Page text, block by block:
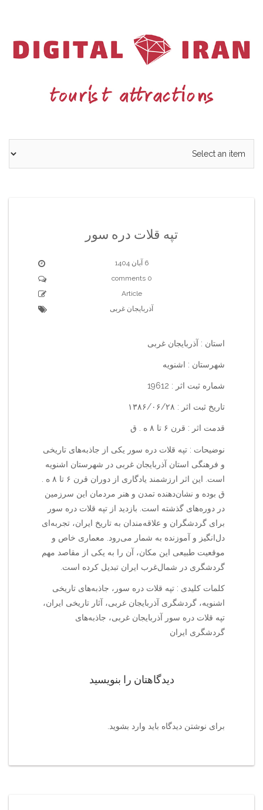
تپه قلات دره سور
6 آبان 1404
0 comments
Article
آذربایجان غربی
استان : آذربایجان غربی
شهرستان : اشنویه
شماره ثبت اثر : 19612
تاریخ ثبت اثر : ۱۳۸۶/۰۶/۲۸
قدمت اثر : قرن ۶ تا ۸ ه . ق
نوضیحات : تپه قلات دره سور یکی از جاذبه‌های تاریخی
و فرهنگی استان آذربایجان غربی در شهرستان اشنویه
است. این اثر ارزشمند یادگاری از دوران قرن ۶ تا ۸ ه .
ق بوده و نشان‌دهنده تمدن و هنر مردمان این سرزمین
در دوره‌های گذشته است. بازدید از تپه قلات دره سور
برای گردشگران و علاقه‌مندان به تاریخ ایران، تجربه‌ای
دل‌انگیز و آموزنده به شمار می‌رود. معماری خاص و
موقعیت طبیعی این مکان، آن را به یکی از مقاصد مهم
گردشگری در شمال‌غرب ایران تبدیل کرده است.
کلمات کلیدی : تپه قلات دره سور، جاذبه‌های تاریخی
اشنویه، گردشگری آذربایجان غربی، آثار تاریخی ایران،
تپه قلات دره سور آذربایجان غربی، جاذبه‌های
گردشگری ایران
دیدگاهتان را بنویسید
برای نوشتن دیدگاه باید وارد بشوید